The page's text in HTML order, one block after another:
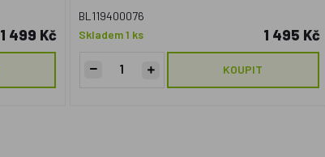
1 499 Kč
BL119400076
Skladem 1 ks
1 495 Kč
KOUPIT